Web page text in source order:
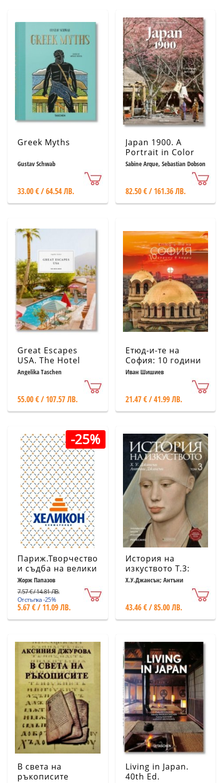
Greek Myths
Gustav Schwab
33.00 € / 64.54 ЛВ.
Japan 1900. A
Portrait in Color
Sabine Arque, Sebastian Dobson
82.50 € / 161.36 ЛВ.
Great Escapes
USA. The Hotel
Book
Angelika Taschen
55.00 € / 107.57 ЛВ.
Етюд-и-те на
София: 10 години
в кадри
Иван Шишиев
21.47 € / 41.99 ЛВ.
-25%
Париж.Творчество
и съдба на велики
художници
Жорж Папазов
7.57 € / 14.81 ЛВ.
Отстъпка -25%
5.67 € / 11.09 ЛВ.
История на
изкуството Т.3:
Ренесанс (шесто
Х.У.Джансън; Антъни
43.46 € / 85.00 ЛВ.
В света на
ръкописите
Living in Japan.
40th Ed.